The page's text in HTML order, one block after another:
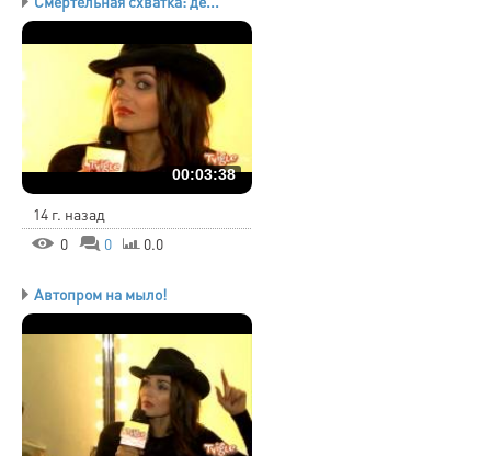
00:03:38
14 г. назад
0
0 0.0
Автопром на мыло!